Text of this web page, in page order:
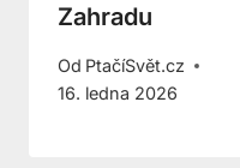
Zahradu
Od PtačíSvět.cz
16. ledna 2026